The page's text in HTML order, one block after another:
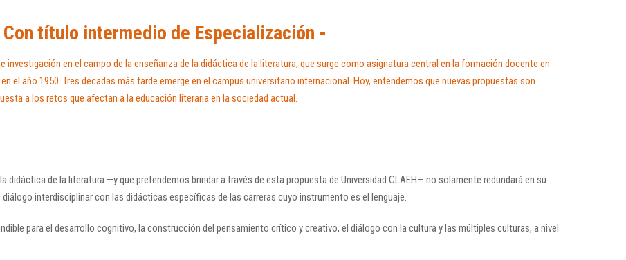
título intermedio de Especialización -
en el campo de la enseñanza de la didáctica de la literatura, que surge como asignatura central en la formación docente en
el año 1950. Tres décadas más tarde emerge en el campus universitario internacional. Hoy, entendemos que nuevas propuestas son
a los retos que afectan a la educación literaria en la sociedad actual.
de la literatura —y que pretendemos brindar a través de esta propuesta de Universidad CLAEH— no solamente redundará en su
interdisciplinar con las didácticas específicas de las carreras cuyo instrumento es el lenguaje.
para el desarrollo cognitivo, la construcción del pensamiento crítico y creativo, el diálogo con la cultura y las múltiples culturas, a nivel